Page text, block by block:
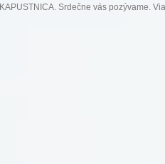
KAPUSTNICA. Srdečne vás pozývame.